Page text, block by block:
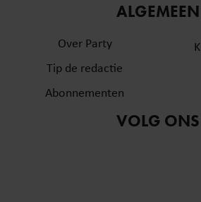
ALGEMEEN
Over Party
Tip de redactie
Abonnementen
VOLG ONS